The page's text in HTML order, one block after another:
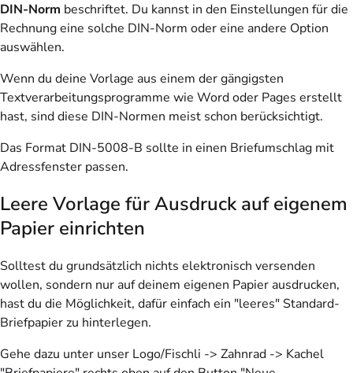
DIN-Norm beschriftet. Du kannst in den Einstellungen für die
Rechnung eine solche DIN-Norm oder eine andere Option
auswählen.
Wenn du deine Vorlage aus einem der gängigsten
Textverarbeitungsprogramme wie Word oder Pages erstellt
hast, sind diese DIN-Normen meist schon berücksichtigt.
Das Format DIN-5008-B sollte in einen Briefumschlag mit
Adressfenster passen.
Leere Vorlage für Ausdruck auf eigenem
Papier einrichten
Solltest du grundsätzlich nichts elektronisch versenden
wollen, sondern nur auf deinem eigenen Papier ausdrucken,
hast du die Möglichkeit, dafür einfach ein "leeres" Standard-
Briefpapier zu hinterlegen.
Gehe dazu unter unser Logo/Fischli -> Zahnrad -> Kachel